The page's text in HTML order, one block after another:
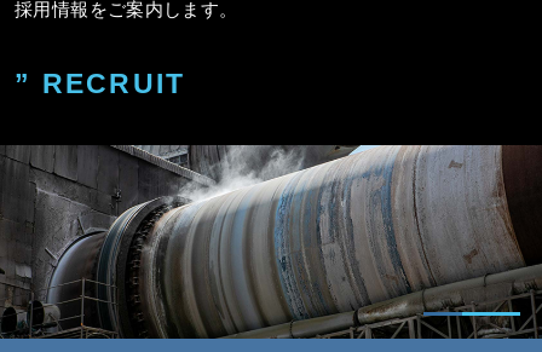
採用情報をご案内します。
” RECRUIT